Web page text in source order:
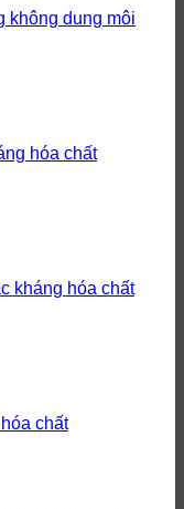
không dung môi
hóa chất
kháng hóa chất
chất